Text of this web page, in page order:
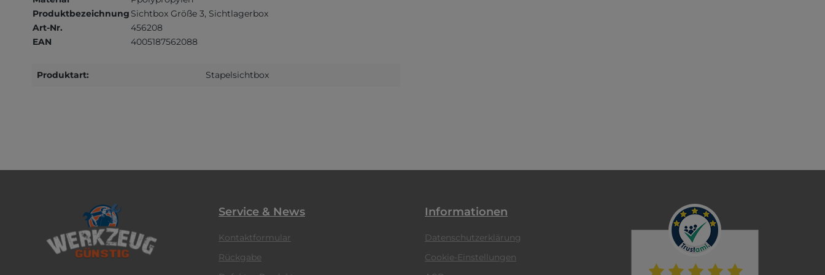
Produktbezeichnung Sichtbox Größe 3, Sichtlagerbox
Art-Nr.
456208
EAN
4005187562088
Produktart: Stapelsichtbox
Service & News
Kontaktformular
Rückgabe
Informationen
Datenschutzerklärung
Cookie-Einstellungen